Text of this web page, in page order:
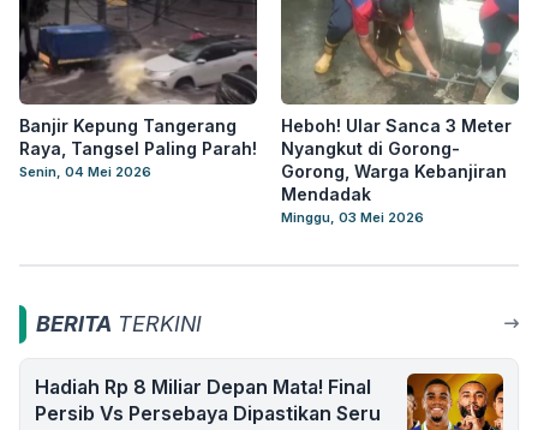
Banjir Kepung Tangerang
Raya, Tangsel Paling Parah!
Senin, 04 Mei 2026
Heboh! Ular Sanca 3 Meter
Nyangkut di Gorong-
Gorong, Warga Kebanjiran
Mendadak
Minggu, 03 Mei 2026
BERITA TERKINI
Hadiah Rp 8 Miliar Depan Mata! Final
Persib Vs Persebaya Dipastikan Seru